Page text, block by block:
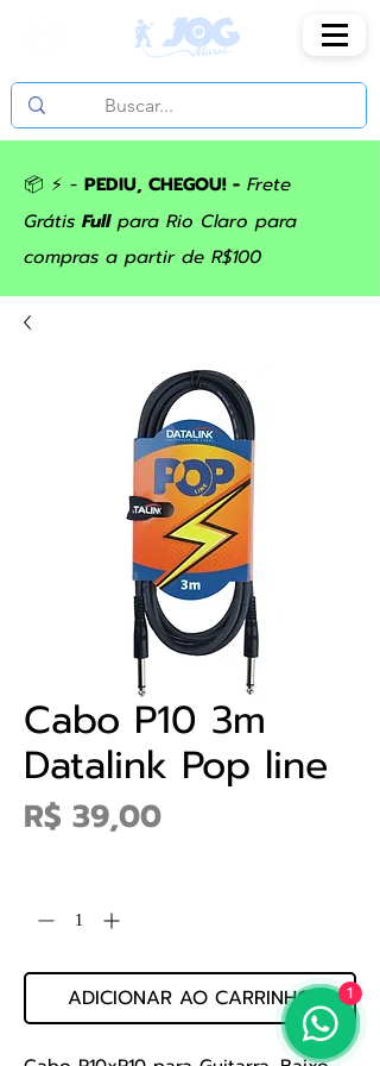
📦 ⚡ - PEDIU, CHEGOU! - Frete
Grátis Fullpara Rio Claro para
compras a partir de R$100
Cabo P10 3m
Datalink Pop line
R$ 39,00Preço
ADICIONAR AO CARRINHO 1